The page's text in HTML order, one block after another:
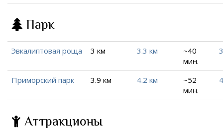
Парк
Эвкалиптовая роща 3 км 3.3 км
~40
мин.
Приморский парк 3.9 км 4.2 км
~52
мин.
Аттракционы